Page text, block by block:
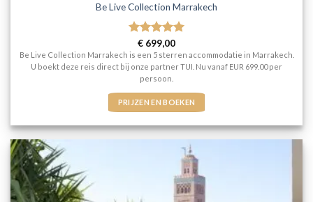
Be Live Collection Marrakech
Gewaardeerd
5uit 5
€ 699,00
Be Live Collection Marrakech is een 5 sterren accommodatie in Marrakech.
U boekt deze reis direct bij onze partner TUI. Nu vanaf EUR 699.00 per
persoon.
PRIJZEN EN BOEKEN